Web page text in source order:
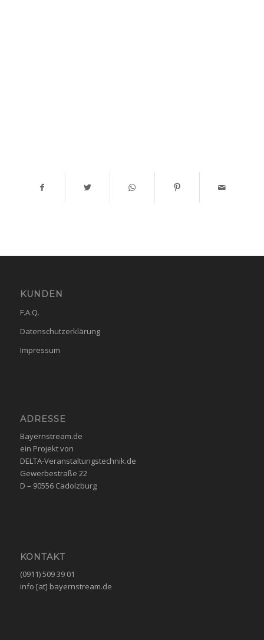
KUNDEN
F.A.Q.
Datenschutzerklärung
Impressum
ADRESSE
Bayernstream.de
ein Projekt von
DELTA-Veranstaltungstechnik.de
Gewerbestraße 22
D – 90556 Cadolzburg
KONTAKT
(0911) 509 39 01
info [at] bayernstream.de